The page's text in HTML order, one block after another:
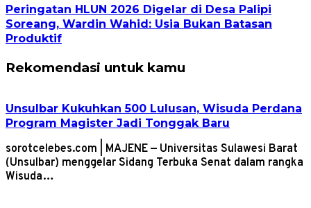
Peringatan HLUN 2026 Digelar di Desa Palipi
Soreang, Wardin Wahid: Usia Bukan Batasan
Produktif
Rekomendasi untuk kamu
Unsulbar Kukuhkan 500 Lulusan, Wisuda Perdana
Program Magister Jadi Tonggak Baru
sorotcelebes.com | MAJENE — Universitas Sulawesi Barat
(Unsulbar) menggelar Sidang Terbuka Senat dalam rangka
Wisuda…